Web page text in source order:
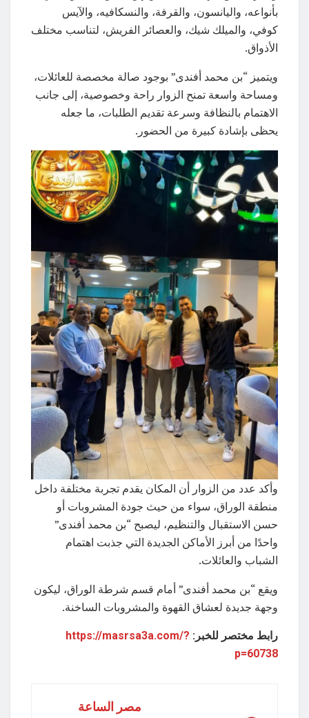
بأنواعه، واليانسون، والقرفة، والنسكافيه، والآيس
كوفي، والميلك شيك، والعصائر الفريش، لتناسب مختلف
الأذواق.
ويتميز “بن محمد أفندى” بوجود صالة مخصصة للعائلات،
ومساحة واسعة تمنح الزوار راحة وخصوصية، إلى جانب
الاهتمام بالنظافة وسرعة تقديم الطلبات، ما جعله
يحظى بإشادة كبيرة من الحضور.
وأكد عدد من الزوار أن المكان يقدم تجربة مختلفة داخل
منطقة الوراق، سواء من حيث جودة المشروبات أو
حسن الاستقبال والتنظيم، ليصبح “بن محمد أفندى”
واحدًا من أبرز الأماكن الجديدة التي جذبت اهتمام
الشباب والعائلات.
ويقع “بن محمد أفندى” أمام قسم شرطة الوراق، ليكون
وجهة جديدة لعشاق القهوة والمشروبات الساخنة.
رابط مختصر للخبر: https://masrsa3a.com/?
p=60738
مصر الساعة